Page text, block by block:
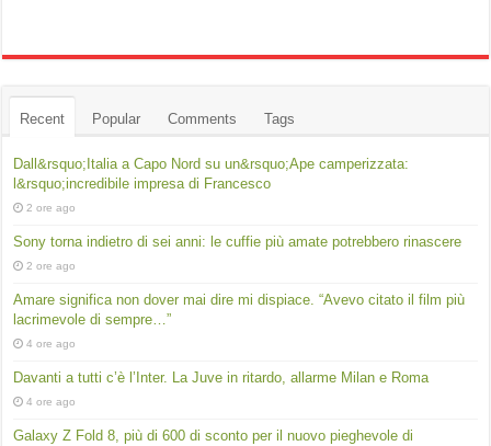
Recent Popular Comments Tags
Dall&rsquo;Italia a Capo Nord su un&rsquo;Ape camperizzata:
l&rsquo;incredibile impresa di Francesco
2 ore ago
Sony torna indietro di sei anni: le cuffie più amate potrebbero rinascere
2 ore ago
Amare significa non dover mai dire mi dispiace. “Avevo citato il film più
lacrimevole di sempre…”
4 ore ago
Davanti a tutti c’è l’Inter. La Juve in ritardo, allarme Milan e Roma
4 ore ago
Galaxy Z Fold 8, più di 600 di sconto per il nuovo pieghevole di